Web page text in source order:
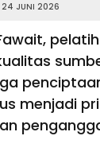
24 JUNI 2026
menjadi